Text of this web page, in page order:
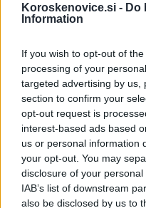
Koroskenovice.si - Do
Information
If you wish to opt-out of
processing of your
targeted advertising by us,
section to confirm your
opt-out request is
interest-based ads based
us or personal information
your opt-out. You may
disclosure of your
IAB’s list of downstream
also be disclosed by us to
Opozorilo:Po 297.
posameznik kazensko
rasističnimi,
odstranjeni. Pravila
Failed to fetch
Občine: Radlje ob Dravi